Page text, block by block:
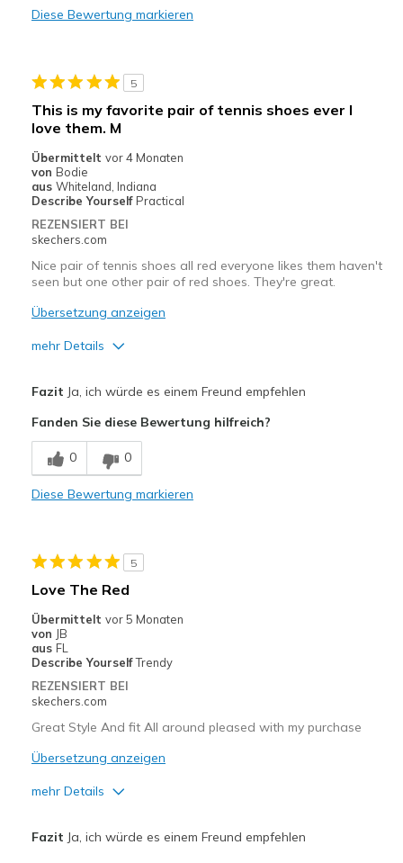
Ziemlich schwer
Auf der Arbeit
Freizeitkleidung
Breite
Größe
Meine Meinung zu Schuhen
Diese Bewertung markieren
5
This is my favorite pair of tennis shoes ever I
love them. M
Übermittelt vor 4 Monaten
von Bodie
aus Whiteland, Indiana
Describe Yourself Practical
REZENSIERT BEI
skechers.com
Nice pair of tennis shoes all red everyone likes them haven't
seen but one other pair of red shoes. They're great.
Übersetzung anzeigen
mehr Details
Breathe Well
Comfortable
Geeignete Verwendung
Going Out
Feels true to size
View On Shoes
I'm Into Shoes
Fazit Ja, ich würde es einem Freund empfehlen
Fanden Sie diese Bewertung hilfreich?
0 0
Diese Bewertung markieren
5
Love The Red
Übermittelt vor 5 Monaten
von JB
aus FL
Describe YourselfTrendy
REZENSIERT BEI
skechers.com
Great Style And fit All around pleased with my purchase
Übersetzung anzeigen
mehr Details
Fazit Ja, ich würde es einem Freund empfehlen